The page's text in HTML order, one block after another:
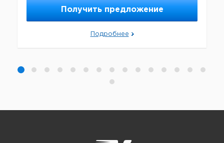
Получить предложение
Подробнее